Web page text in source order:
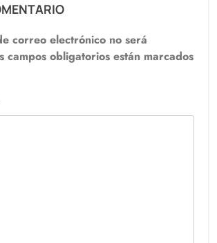
correo electrónico no será
campos obligatorios están marcados